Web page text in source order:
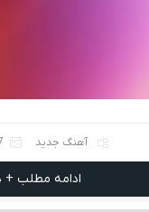
آهنگ جدید 7
ادامه مطلب +